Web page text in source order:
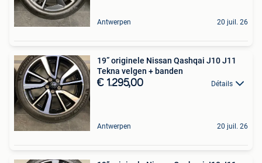
Antwerpen 20 juil. 26
19” originele Nissan Qashqai J10 J11
Tekna velgen + banden
€ 1.295,00 Détails
Antwerpen 20 juil. 26